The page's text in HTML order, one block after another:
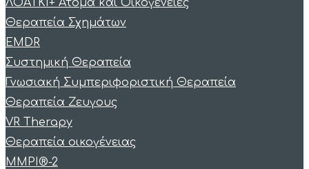
ΛΟΑΤΚΙ+ Άτομα και Οικογένειες
Θεραπεία Σχημάτων
EMDR
Συστημική Θεραπεία
Γνωσιακή Συμπεριφοριστική Θεραπεία
Θεραπεία Ζευγους
VR Therapy
Θεραπεία οικογένειας
MMPI®-2